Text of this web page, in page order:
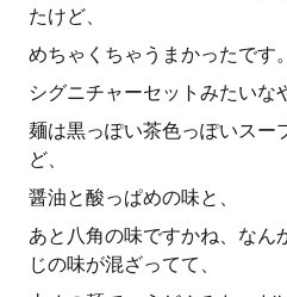
たけど、
めちゃくちゃうまかったです。
シグニチャーセットみたいな
麺は黒っぽい茶色っぽいスー
ど、
醤油と酸っぱめの味と、
あと八角の味ですかね、なん
じの味が混ざってて、